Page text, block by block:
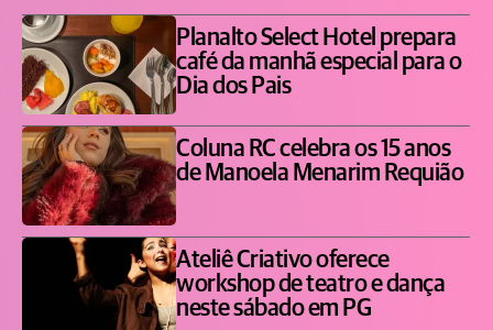
Planalto Select Hotel prepara
café da manhã especial para o
Dia dos Pais
Coluna RC celebra os 15 anos
de Manoela Menarim Requião
Ateliê Criativo oferece
workshop de teatro e dança
neste sábado em PG